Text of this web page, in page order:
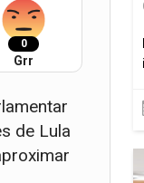
0
Grr
de Lula